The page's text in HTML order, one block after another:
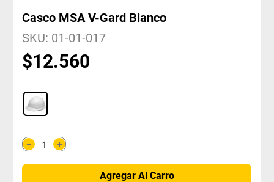
Casco MSA V-Gard Blanco
SKU: 01-01-017
$12.560
＋
－
Agregar Al Carro